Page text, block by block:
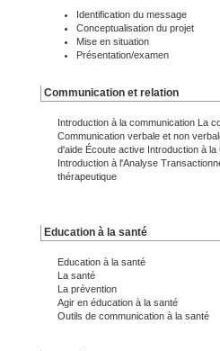
Identification du message
Conceptualisation du projet
Mise en situation
Présentation/examen
Communication et relation
Introduction à la communication La
Communication verbale et non
d'aide Écoute active Introduction à
Introduction à l'Analyse
thérapeutique
Education à la santé
Education à la santé
La santé
La prévention
Agir en éducation à la santé
Outils de communication à la santé